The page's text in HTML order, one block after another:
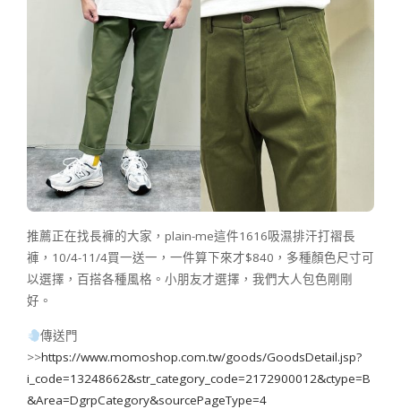
推薦正在找長褲的大家，plain-me這件1616吸濕排汗打褶長
褲，10/4-11/4買一送一，一件算下來才$840，多種顏色尺寸可
以選擇，百搭各種風格。小朋友才選擇，我們大人包色剛剛
好。
傳送門
>>https://www.momoshop.com.tw/goods/GoodsDetail.jsp?
i_code=13248662&str_category_code=2172900012&ctype=B
&Area=DgrpCategory&sourcePageType=4